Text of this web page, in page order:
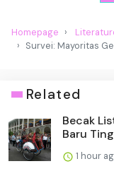
Homepage
Survei: Mayoritas
Related
Becak
Baru
1 hour